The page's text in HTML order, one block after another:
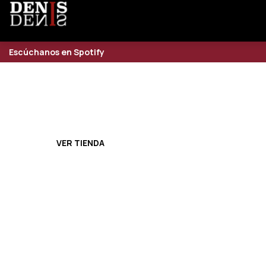
Escúchanos en Spotify
VER TIENDA